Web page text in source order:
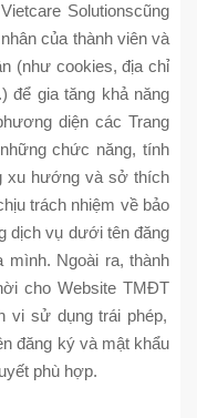
Solutionscũng
của thành viên và
(như cookies, địa chỉ
để gia tăng khả năng
diện các Trang
chức năng, tính
xu hướng và sở thích
trách nhiệm về bảo
dịch vụ dưới tên đăng
Ngoài ra, thành
cho Website TMĐT
vi sử dụng trái phép,
đăng ký và mật khẩu
phù hợp.